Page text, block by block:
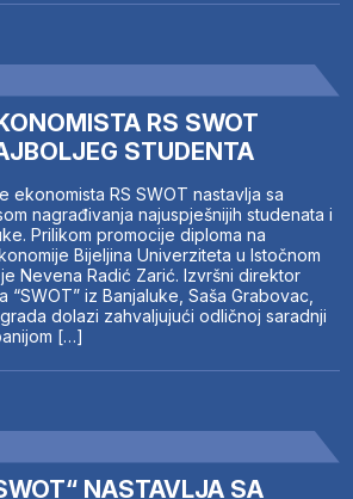
RS SWOT
STUDENTA
ekonomista RS SWOT nastavlja sa
nagrađivanja najuspješnijih studenata i
Prilikom promocije diploma na
Bijeljina Univerziteta u Istočnom
Nevena Radić Zarić. Izvršni direktor
“SWOT” iz Banjaluke, Saša Grabovac,
dolazi zahvaljujući odličnoj saradnji
[…]
NASTAVLJA SA